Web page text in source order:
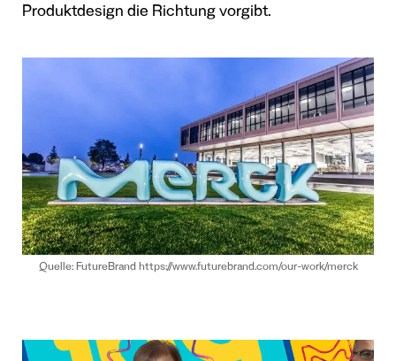
Produktdesign die Richtung vorgibt.
Quelle: FutureBrand https://www.futurebrand.com/our-work/merck